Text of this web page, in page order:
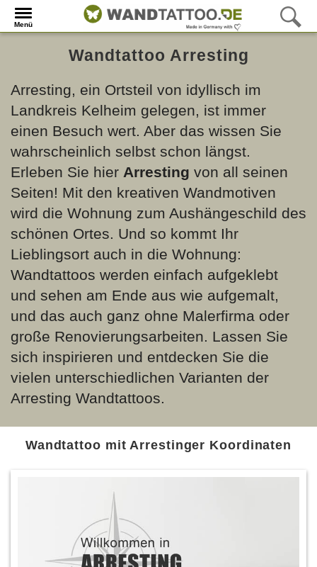
Menü
Wandtattoo Arresting
Arresting, ein Ortsteil von idyllisch im
Landkreis Kelheim gelegen, ist immer
einen Besuch wert. Aber das wissen Sie
wahrscheinlich selbst schon längst.
Erleben Sie hier Arresting von all seinen
Seiten! Mit den kreativen Wandmotiven
wird die Wohnung zum Aushängeschild des
schönen Ortes. Und so kommt Ihr
Lieblingsort auch in die Wohnung:
Wandtattoos werden einfach aufgeklebt
und sehen am Ende aus wie aufgemalt,
und das auch ganz ohne Malerfirma oder
große Renovierungsarbeiten. Lassen Sie
sich inspirieren und entdecken Sie die
vielen unterschiedlichen Varianten der
Arresting Wandtattoos.
Wandtattoo mit Arrestinger Koordinaten